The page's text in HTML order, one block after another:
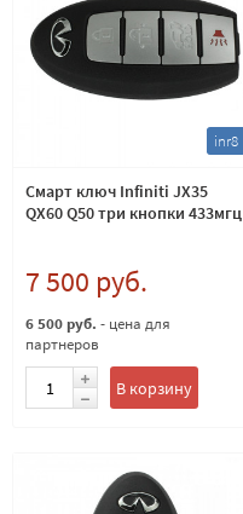
inr8
Смарт ключ Infiniti JX35
QX60 Q50 три кнопки 433мгц
7 500 руб.
6 500 руб. - цена для
партнеров
В корзину